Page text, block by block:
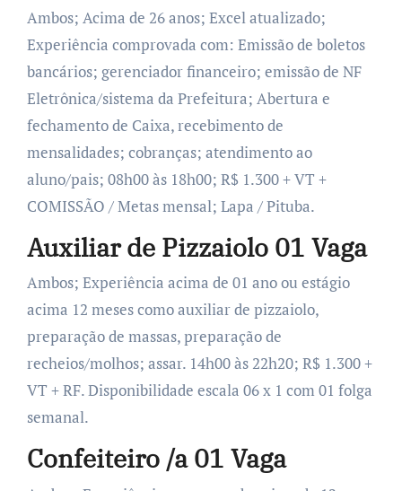
Ambos; Acima de 26 anos; Excel atualizado;
Experiência comprovada com: Emissão de boletos
bancários; gerenciador financeiro; emissão de NF
Eletrônica/sistema da Prefeitura; Abertura e
fechamento de Caixa, recebimento de
mensalidades; cobranças; atendimento ao
aluno/pais; 08h00 às 18h00; R$ 1.300 + VT +
COMISSÃO / Metas mensal; Lapa / Pituba.
Auxiliar de Pizzaiolo 01 Vaga
Ambos; Experiência acima de 01 ano ou estágio
acima 12 meses como auxiliar de pizzaiolo,
preparação de massas, preparação de
recheios/molhos; assar. 14h00 às 22h20; R$ 1.300 +
VT + RF. Disponibilidade escala 06 x 1 com 01 folga
semanal.
Confeiteiro /a 01 Vaga